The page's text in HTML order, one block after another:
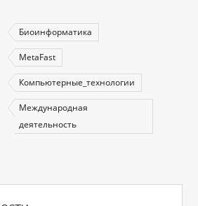
Биоинформатика
MetaFast
Компьютерные_технологии
Международная
деятельность